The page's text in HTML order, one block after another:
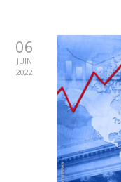
06
JUIN
2022